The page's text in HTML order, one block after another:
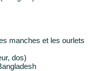
manches et les ourlets
dos)